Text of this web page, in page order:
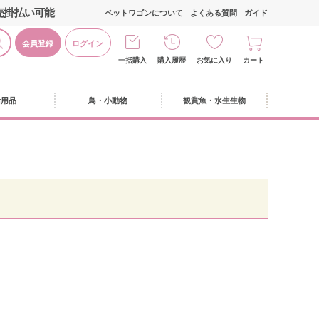
掛払い可能
会員登録 ログイン
ペットワゴンについて よくある質問 ガイド
一括購入 購入履歴 お気に入り カート
品 鳥・小動物 観賞魚・水生生物